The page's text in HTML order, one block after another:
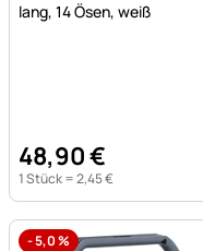
lang, 14 Ösen, weiß
48,90€
1 Stück =2,45€
-5,0%